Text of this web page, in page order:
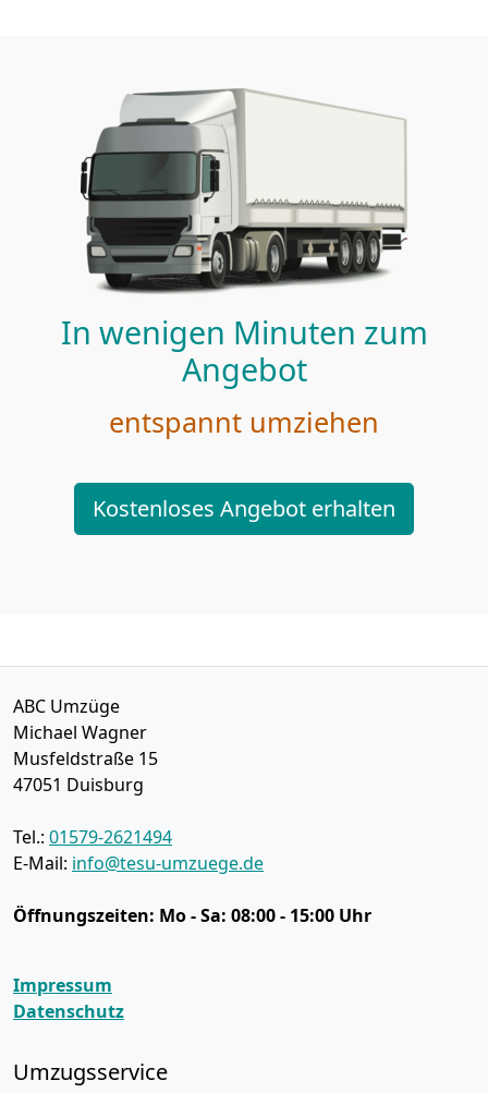
In wenigen Minuten zum
Angebot
entspannt umziehen
Kostenloses Angebot erhalten
ABC Umzüge
Michael Wagner
Musfeldstraße 15
47051 Duisburg
Tel.: 01579-2621494
E-Mail: info@tesu-umzuege.de
Öffnungszeiten: Mo - Sa: 08:00 - 15:00 Uhr
Impressum
Datenschutz
Umzugsservice